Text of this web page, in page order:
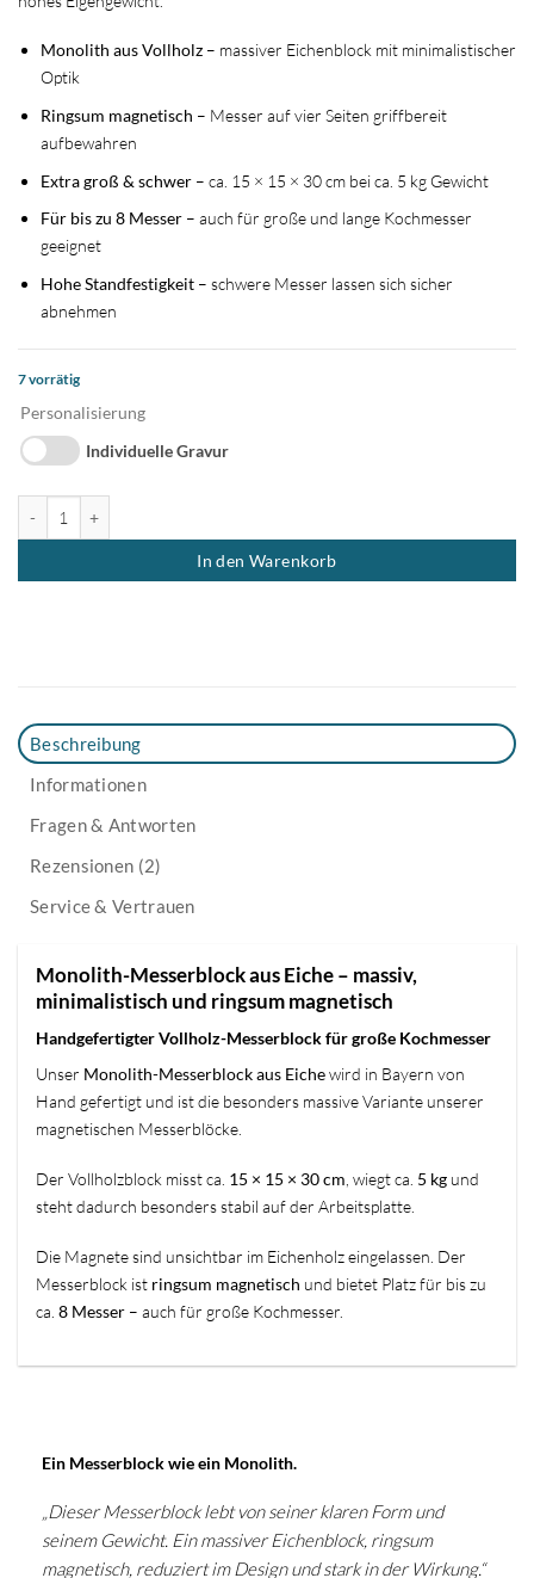
Monolith aus Vollholz– massiver Eichenblock mit minimalistischer
Optik
Ringsum magnetisch – Messer auf vier Seiten griffbereit
aufbewahren
Extra groß & schwer– ca. 15 × 15 × 30 cm bei ca. 5 kg Gewicht
Für bis zu 8 Messer– auch für große und lange Kochmesser
geeignet
Hohe Standfestigkeit– schwere Messer lassen sich sicher
abnehmen
7 vorrätig
Personalisierung
Individuelle Gravur
In den Warenkorb
Beschreibung
Informationen
Fragen & Antworten
Rezensionen (2)
Service & Vertrauen
Monolith-Messerblock aus Eiche – massiv,
minimalistisch und ringsum magnetisch
Handgefertigter Vollholz-Messerblock für große Kochmesser
Unser Monolith-Messerblock aus Eichewird in Bayern von
Hand gefertigt und ist die besonders massive Variante unserer
magnetischen Messerblöcke.
Der Vollholzblock misst ca. 15 × 15 × 30 cm , wiegt ca. 5 kg und
steht dadurch besonders stabil auf der Arbeitsplatte.
Die Magnete sind unsichtbar im Eichenholz eingelassen. Der
Messerblock ist ringsum magnetisch und bietet Platz für bis zu
ca. 8 Messer – auch für große Kochmesser.
Ein Messerblock wie ein Monolith.
„Dieser Messerblock lebt von seiner klaren Form und
seinem Gewicht. Ein massiver Eichenblock, ringsum
magnetisch, reduziert im Design und stark in der Wirkung.“